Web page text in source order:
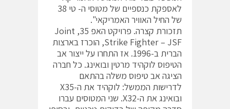
לאספקת כנספיים של מטוסי ה- טי 38
של החיל האוויר האמריקאי".
תזכורת קצרה. פרויקט האפ 35, Joint
Strike Fighter – JSF, הוכרז בארצות
הברית ב-1996. אז התחרו על ייצור אב
הטיפוס לוקהיד מרטין ובואינג. כל חברה
הציגה אב טיפוס משלה בהתאם
לדרישות הממשל: לוקהיד את ה-X35
ובואינג את ה-X32. שני המטוסים עברו